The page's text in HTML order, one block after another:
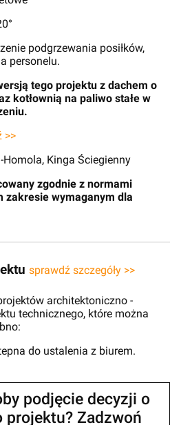
podgrzewania posiłków,
personelu.
tego projektu z dachem o
kotłownią na paliwo stałe w
>>
Homola, Kinga Ściegienny
zgodnie z normami
zakresie wymaganym dla
sprawdź szczegóły >>
architektoniczno -
technicznego, które można
do ustalenia z biurem.
podjęcie decyzji o
projektu? Zadzwoń